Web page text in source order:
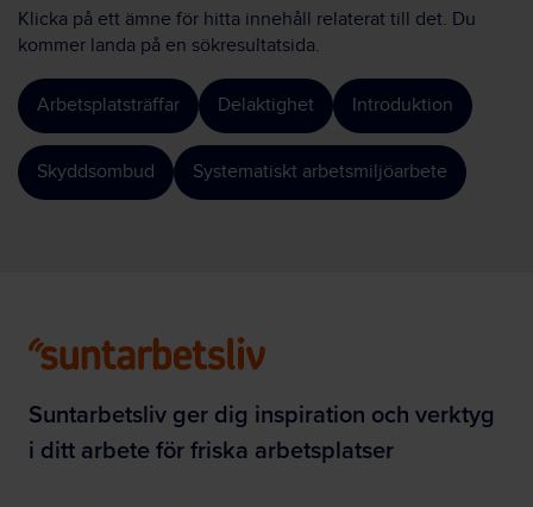
Klicka på ett ämne för hitta innehåll relaterat till det. Du
kommer landa på en sökresultatsida.
Arbetsplatsträffar Delaktighet Introduktion
Skyddsombud Systematiskt arbetsmiljöarbete
Suntarbetsliv ger dig inspiration och verktyg
i ditt arbete för friska arbetsplatser